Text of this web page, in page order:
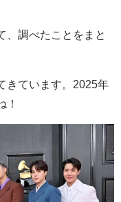
、調べたことをまと
きています。2025年
！